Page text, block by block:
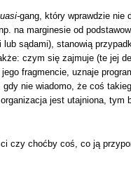
gang, który wprawdzie nie
na marginesie od
sądami), stanowią
czym się zajmuje (te jej
fragmencie, uznaje
nie wiadomo, że coś
jest utajniona, tym
czy choćby coś, co ją